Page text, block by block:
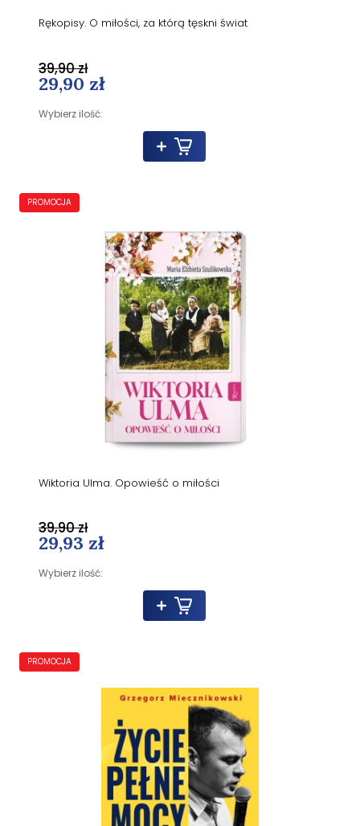
Rękopisy. O miłości, za którą tęskni świat
29,90 zł
Wybierz ilość:
39,90 zł
Wiktoria Ulma. Opowieść o miłości
29,93 zł
Wybierz ilość:
39,90 zł
PROMOCJA
PROMOCJA